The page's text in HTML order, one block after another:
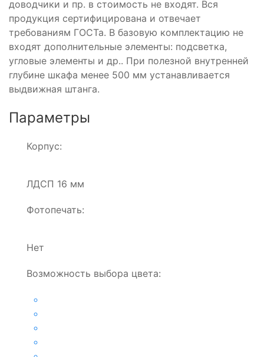
доводчики и пр. в стоимость не входят. Вся
продукция сертифицирована и отвечает
требованиям ГОСТа. В базовую комплектацию не
входят дополнительные элементы: подсветка,
угловые элементы и др.. При полезной внутренней
глубине шкафа менее 500 мм устанавливается
выдвижная штанга.
Параметры
Корпус:
ЛДСП 16 мм
Фотопечать:
Нет
Возможность выбора цвета: